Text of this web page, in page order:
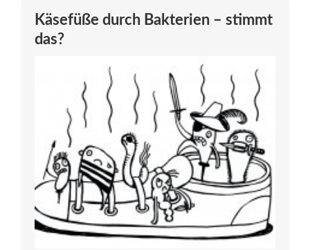
Käsefüße durch Bakterien – stimmt
das?